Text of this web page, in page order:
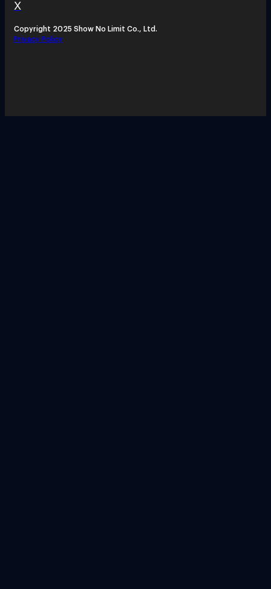
X
Copyright 2025 Show No Limit Co., Ltd.
Privacy Policy